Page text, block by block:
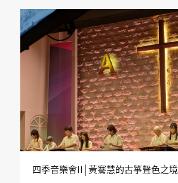
四季音樂會II│黃騫慧的古箏聲色之境